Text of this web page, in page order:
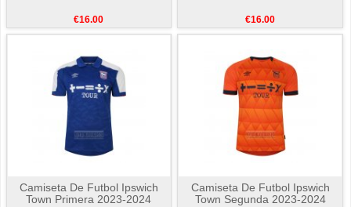
€16.00 €16.00
Camiseta De Futbol Ipswich
Town Primera 2023-2024
Camiseta De Futbol Ipswich
Town Segunda 2023-2024